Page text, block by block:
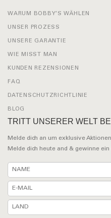
WARUM BOBBY’S WÄHLEN
UNSER PROZESS
UNSERE GARANTIE
WIE MISST MAN
KUNDEN REZENSIONEN
FAQ
DATENSCHUTZRICHTLINIE
BLOG
TRITT UNSERER WELT BEI
Melde dich an um exklusive
Melde dich heute and & gewinne